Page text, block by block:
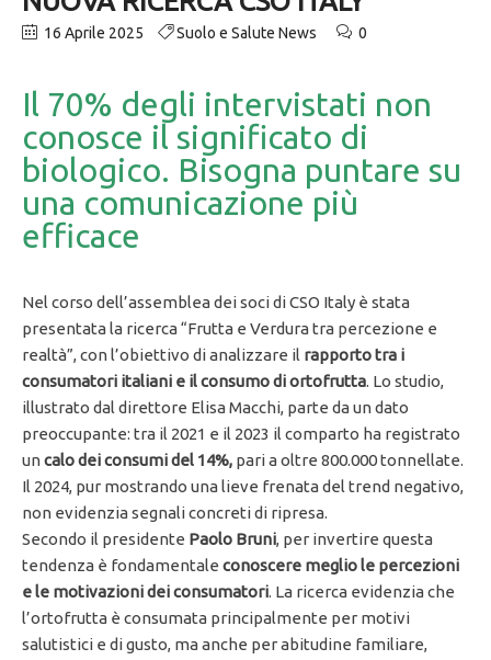
16 Aprile 2025 Suolo e Salute News 0
Il 70% degli intervistati non
conosce il significato di
biologico. Bisogna puntare su
una comunicazione più
efficace
Nel corso dell’assemblea dei soci di CSO Italy è stata
presentata la ricerca “Frutta e Verdura tra percezione e
realtà”, con l’obiettivo di analizzare il rapporto tra i
consumatori italiani e il consumo di ortofrutta. Lo studio,
illustrato dal direttore Elisa Macchi, parte da un dato
preoccupante: tra il 2021 e il 2023 il comparto ha registrato
uncalo dei consumi del 14%, pari a oltre 800.000 tonnellate.
Il 2024, pur mostrando una lieve frenata del trend negativo,
non evidenzia segnali concreti di ripresa.
Secondo il presidente Paolo Bruni, per invertire questa
tendenza è fondamentale conoscere meglio le percezioni
e le motivazioni dei consumatori. La ricerca evidenzia che
l’ortofrutta è consumata principalmente per motivi
salutistici e di gusto, ma anche per abitudine familiare,